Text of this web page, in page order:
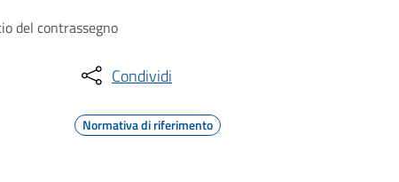
del contrassegno
Condividi
Normativa di riferimento